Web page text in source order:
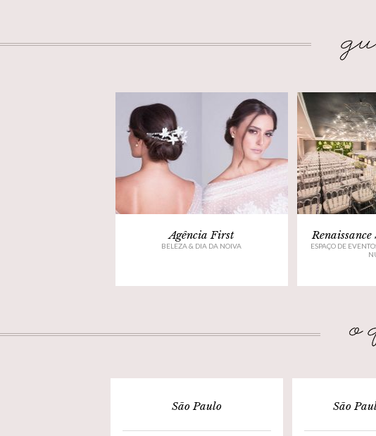
Agência First
BELEZA & DIA DA NOIVA
ESPAÇO DE
São Paulo São